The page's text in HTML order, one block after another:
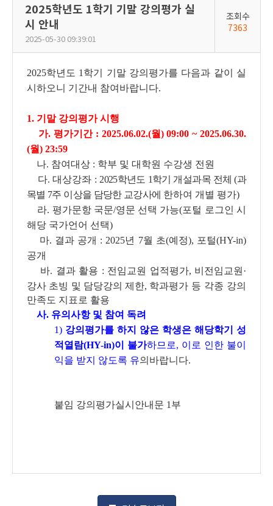
2025학년도 1학기 기말 강의평가 실
시 안내
2025-05-30 09:39:01
조회수
7363
2025학년도 1학기 기말 강의평가를 다음과 같이 실
시하오니 기간내 참여바랍니 다.
1. 기말 강의평가 시행
가. 평가기간 : 2025.06.02.(월) 09:00 ~ 2025.06.30.
(월) 23:59
나. 참여대상 : 학부 및 대학원 수강생 전원
다. 대상강좌 : 2025학년도 1학기 개설과목 전체(과
목별 7주 이상을 담당한 교강사에 한하여 개별 평가)
라. 평가문항 국문/영문 선택 가능(포털 로그인 시
해당 국가언어 선택)
마. 결과 공개 : 2025년 7월 초(예정), 포털(HY-in)
공개
바. 결과 활용 : 전임교원 업적평가, 비전임교원 ·
강사 초빙 및 담당강의 제한, 학과평가 등 각종 강의
만족도 지표로 활용
사. 유의사항 및 참여 독려
1) 강의평가를 하지 않은 학생은 해당학기 성
적열람(HY-in)이 불가하므로, 이로 인한 불이
익을 받지 않도록 유의바랍니다.
붙임 강의평가실시안내문 1부